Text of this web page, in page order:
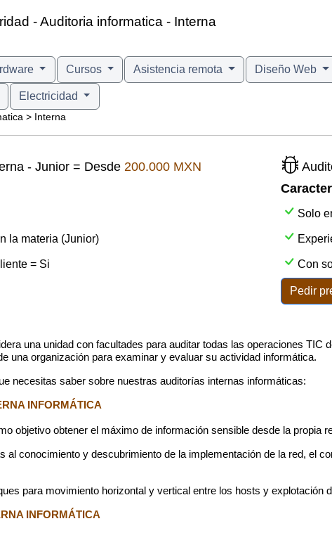
- Auditoria informatica - Interna
Cursos Asistencia remota Diseño Web
Electricidad
> Interna
- Junior = Desde 200.000 MXN
la materia (Junior)
= Si
Solo
Con
Pedir
una unidad con facultades para auditar todas las operaciones
una organización para examinar y evaluar su actividad informática.
necesitas saber sobre nuestras auditorías internas informáticas:
INFORMÁTICA
objetivo obtener el máximo de información sensible desde la propia
al conocimiento y descubrimiento de la implementación de la red, el
para movimiento horizontal y vertical entre los hosts y
INFORMÁTICA